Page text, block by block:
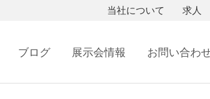
求人
当社について
ブログ 展示会情報 お問い合わ